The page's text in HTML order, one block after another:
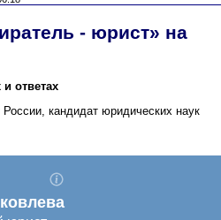
- юрист» на
ответах
кандидат юридических наук